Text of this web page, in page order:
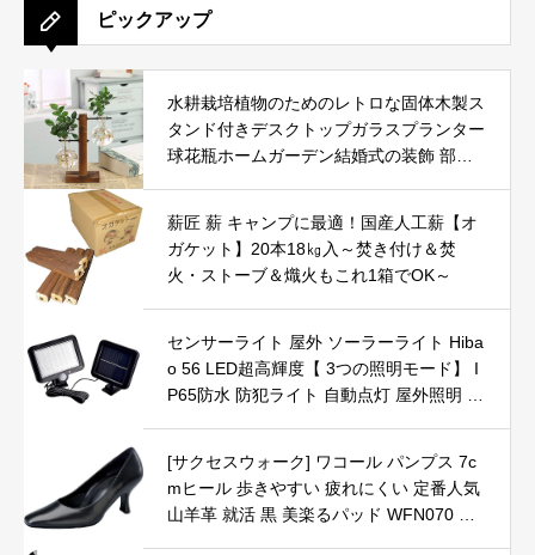
ピックアップ
水耕栽培植物のためのレトロな固体木製ス
タンド付きデスクトップガラスプランター
球花瓶ホームガーデン結婚式の装飾 部屋
薪匠 薪 キャンプに最適！国産人工薪【オ
ガケット】20本18㎏入～焚き付け＆焚
火・ストーブ＆熾火もこれ1箱でOK～
センサーライト 屋外 ソーラーライト Hiba
o 56 LED超高輝度【 3つの照明モード】 I
P65防水 防犯ライト 自動点灯 屋外照明 庭
[サクセスウォーク] ワコール パンプス 7c
mヒール 歩きやすい 疲れにくい 定番人気
山羊革 就活 黒 美楽るパッド WFN070 レ